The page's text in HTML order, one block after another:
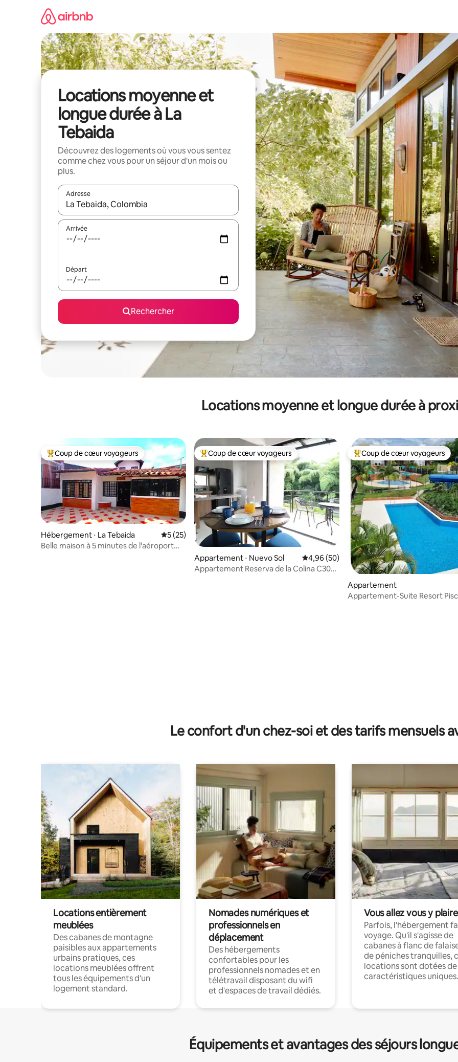
Locations moyenne et
longue durée à La
Tebaida
Découvrez des logements où vous vous sentez
comme chez vous pour un séjour d'un mois ou
plus.
Adresse
Lorsque les résultats s'affichent, utilisez les flèches vers le haut et vers le bas pour les parcourir ou en appuyant et en
Arrivée
Départ
Rechercher
Locations moyenne et longue durée à
Coups de cœur voyageurs les plus appréciés
Coup de cœur voyageurs
Hébergement ⋅ La Tebaida Évaluation moyenne sur la base de 25 commentaires : 5 sur 5
5 (25)
Belle maison à 5 minutes de l'aéroport
Coups de cœur voyageurs les plus appréciés
Coup de cœur voyageurs
Appartement ⋅ Nuevo Sol Évaluation moyenne sur la base de 50
4,96 (50)
Appartement Reserva de la Colina C305,
Coups de cœur voyageurs les
Coup de cœur voyageurs
Appartement
Appartement-Suite Resort
Le confort d'un chez-soi et des tarifs mensuels
Locations entièrement
meublées
Des cabanes de montagne
paisibles aux appartements
urbains pratiques, ces
locations meublées offrent
tous les équipements d'un
logement standard.
Nomades numériques et
professionnels en
déplacement
Des hébergements
confortables pour les
professionnels nomades et en
télétravail disposant du wifi
et d'espaces de travail dédiés.
Vous allez vous y plaire
Parfois, l'hébergement
voyage. Qu'il s'agisse de
cabanes à flanc de
de péniches tranquilles,
locations sont dotées de
caractéristiques uniques.
Équipements et avantages des séjours